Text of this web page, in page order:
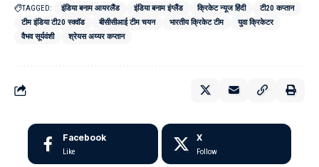
TAGGED: इंडिया बनाम आयरलैंड इंडिया बनाम इंग्लैंड क्रिकेट न्यूज हिंदी
टी20 कप्तान
टीम इंडिया टी20 स्क्वॉड
बीसीसीआई टीम चयन भारतीय क्रिकेट टीम
युवा क्रिकेटर
वैभव सूर्यवंशी
श्रेयस अय्यर कप्तान
Facebook
Like
X
Follow